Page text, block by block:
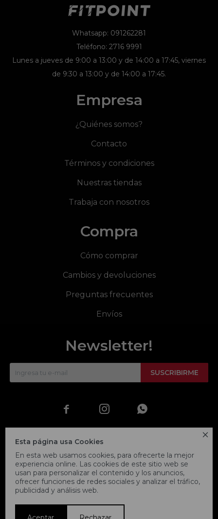

Esta página usa Cookies
En esta web usamos cookies, para ofrecerte la mejor
experiencia online. Las cookies de este sitio web se
usan para personalizar el contenido y los anuncios,
ofrecer funciones de redes sociales y analizar el tráfico,
publicidad y análisis web.
Whatsapp: 091262281
Teléfono: 2716 9991
Lunes a jueves de 9:00 a 13:00 y de 14:00 a 17:45, viernes
de 9:30 a 13:00 y de 14:00 a 17:45.
Empresa
¿Quiénes somos?
Contacto
Términos y condiciones
Nuestras tiendas
Trabaja con nosotros
Compra
Cómo comprar
Cambios y devoluciones
Preguntas frecuentes
Envíos
Newsletter!
SUSCRIBIRME
  